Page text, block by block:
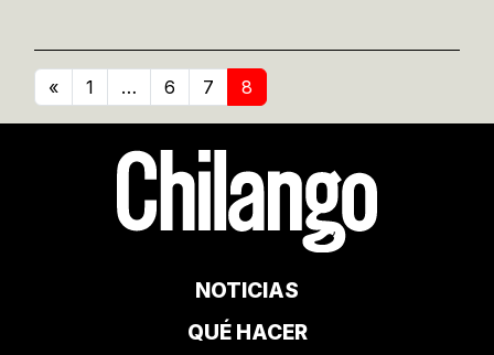
« 1 … 6 7 8
NOTICIAS
QUÉ HACER